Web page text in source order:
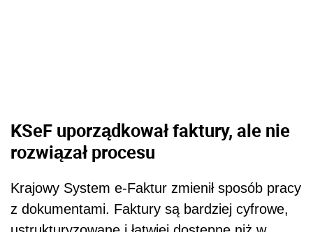
KSeF uporządkował faktury, ale nie
rozwiązał procesu
Krajowy System e-Faktur zmienił sposób pracy
z dokumentami. Faktury są bardziej cyfrowe,